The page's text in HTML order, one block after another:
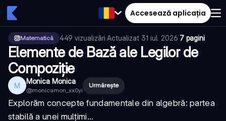
Accesează aplicația
Matematică 449 vizualizări·Actualizat 31 iul. 2026·7 pagini
Elemente de Bază ale Legilor de
Compoziție
M Monica Monica
@monicamon_xx0yi
Urmărește
Explorăm concepte fundamentale din algebră: partea
stabilă a unei mulțimi...